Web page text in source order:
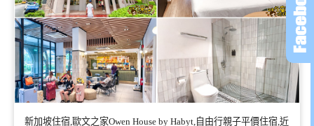
新加坡住宿,歐文之家Owen House by Habyt,自由行親子平價住宿,近